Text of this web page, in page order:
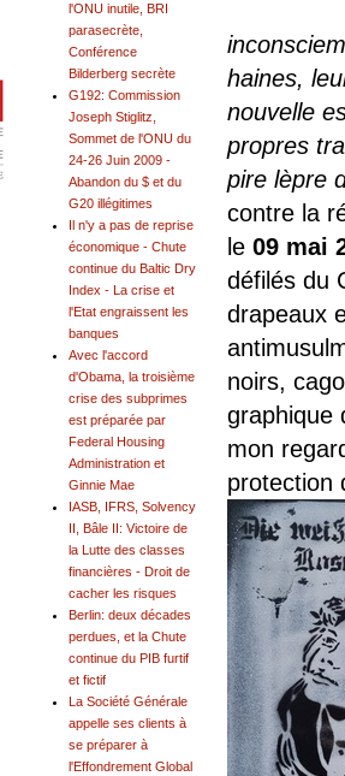
haines,
nouvelle
propres
pire lèpre
contre la
le 09 mai
défilés du
drapeaux
noirs,
graphique
mon
protection
l'ONU inutile, BRI
parasecrète,
Conférence
Bilderberg secrète
G192: Commission
Joseph Stiglitz,
Sommet de l'ONU du
24-26 Juin 2009 -
Abandon du $ et du
G20 illégitimes
Il n'y a pas de reprise
économique - Chute
continue du Baltic Dry
Index - La crise et
l'Etat engraissent les
banques
Avec l'accord
d'Obama, la troisième
crise des subprimes
est préparée par
Federal Housing
Administration et
Ginnie Mae
IASB, IFRS, Solvency
II, Bâle II: Victoire de
la Lutte des classes
financières - Droit de
cacher les risques
Berlin: deux décades
perdues, et la Chute
continue du PIB furtif
et fictif
La Société Générale
appelle ses clients à
se préparer à
l'Effondrement Global